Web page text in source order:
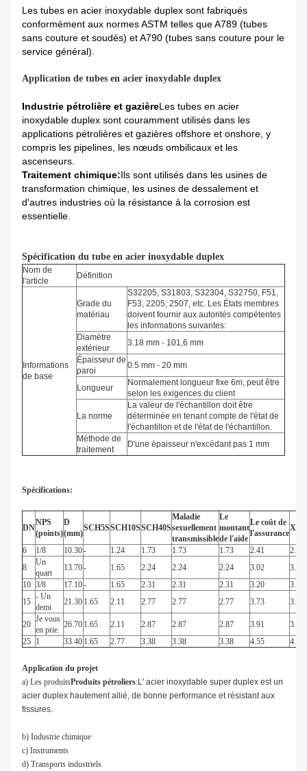
Les tubes en acier inoxydable duplex sont fabriqués
conformément aux normes ASTM telles que A789 (tubes
sans couture et soudés) et A790 (tubes sans couture pour le
service général).
Application de tubes en acier inoxydable duplex
Industrie pétrolière et gazièreLes tubes en acier
inoxydable duplex sont couramment utilisés dans les
applications pétrolières et gazières offshore et onshore, y
compris les pipelines, les nœuds ombilicaux et les
ascenseurs.
Traitement chimique:Ils sont utilisés dans les usines de
transformation chimique, les usines de dessalement et
d'autres industries où la résistance à la corrosion est
essentielle.
Spécification du tube en acier inoxydable duplex
Nom de
l'article
Définition
Informations
de base
Grade du
matériau
S32205, S31803, S32304, S32750, F51,
F53, 2205, 2507, etc. Les États membres
doivent fournir aux autorités compétentes
les informations suivantes:
Diamètre
extérieur
3.18 mm - 101,6 mm
Épaisseur de
paroi
0.5 mm - 20 mm
Longueur
Normalement longueur fixe 6m, peut être
selon les exigences du client
La norme
La valeur de l'échantillon doit être
déterminée en tenant compte de l'état de
l'échantillon et de l'état de l'échantillon.
Méthode de
traitement
D'une épaisseur n'excédant pas 1 mm
Spécifications:
DN
NPS
(points)
D
(mm)
SCH5SSCH10SSCH40S
Maladie
sexuellement
transmissible
Le
montant
de l'aide
Le coût de
l'assurance
XS
6 1/8 10.30- 1.24 1.73 1.73 1.73 2.41 2.41
8
Un
quart
13.70- 1.65 2.24 2.24 2.24 3.02 3.02
10 3/8 17.10- 1.65 2.31 2.31 2.31 3.20 3.20
15
- Un
demi
21.30 1.65 2.11 2.77 2.77 2.77 3.73 3.73
20
Je vous
en prie.
26.70 1.65 2.11 2.87 2.87 2.87 3.91 3.91
25 1 33.40 1.65 2.77 3.38 3.38 3.38 4.55 4.55
Application du projet
a) Les produitsProduits pétroliers:L' acier inoxydable super duplex est un
acier duplex hautement allié, de bonne performance et résistant aux
fissures.
b) Industrie chimique
c) Instruments
d) Transports industriels